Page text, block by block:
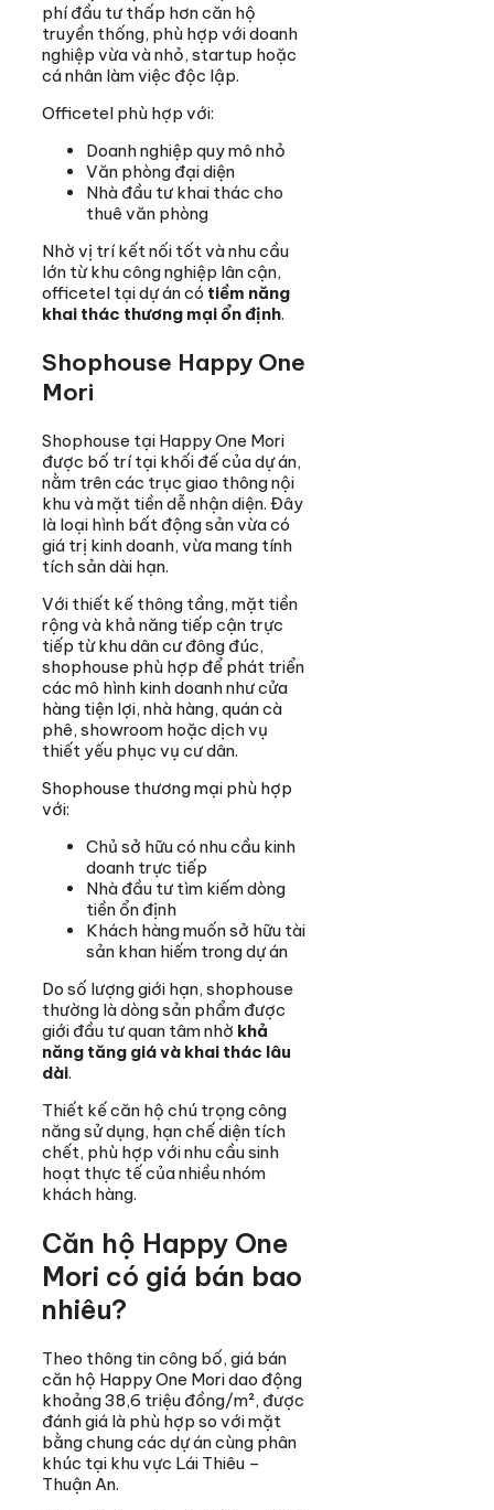
phí đầu tư thấp hơn căn hộ
truyền thống, phù hợp với doanh
nghiệp vừa và nhỏ, startup hoặc
cá nhân làm việc độc lập.
Officetel phù hợp với:
Doanh nghiệp quy mô nhỏ
Văn phòng đại diện
Nhà đầu tư khai thác cho
thuê văn phòng
Nhờ vị trí kết nối tốt và nhu cầu
lớn từ khu công nghiệp lân cận,
officetel tại dự án có tiềm năng
khai thác thương mại ổn định.
Shophouse Happy One
Mori
Shophouse tại Happy One Mori
được bố trí tại khối đế của dự án,
nằm trên các trục giao thông nội
khu và mặt tiền dễ nhận diện. Đây
là loại hình bất động sản vừa có
giá trị kinh doanh, vừa mang tính
tích sản dài hạn.
Với thiết kế thông tầng, mặt tiền
rộng và khả năng tiếp cận trực
tiếp từ khu dân cư đông đúc,
shophouse phù hợp để phát triển
các mô hình kinh doanh như cửa
hàng tiện lợi, nhà hàng, quán cà
phê, showroom hoặc dịch vụ
thiết yếu phục vụ cư dân.
Shophouse thương mại phù hợp
với:
Chủ sở hữu có nhu cầu kinh
doanh trực tiếp
Nhà đầu tư tìm kiếm dòng
tiền ổn định
Khách hàng muốn sở hữu tài
sản khan hiếm trong dự án
Do số lượng giới hạn, shophouse
thường là dòng sản phẩm được
giới đầu tư quan tâm nhờ khả
năng tăng giá và khai thác lâu
dài.
Thiết kế căn hộ chú trọng công
năng sử dụng, hạn chế diện tích
chết, phù hợp với nhu cầu sinh
hoạt thực tế của nhiều nhóm
khách hàng.
Căn hộ Happy One
Mori có giá bán bao
nhiêu?
Theo thông tin công bố, giá bán
căn hộ Happy One Mori dao động
khoảng 38,6 triệu đồng/m², được
đánh giá là phù hợp so với mặt
bằng chung các dự án cùng phân
khúc tại khu vực Lái Thiêu –
Thuận An.